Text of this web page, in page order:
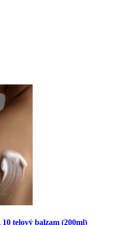
telový balzam (200ml)